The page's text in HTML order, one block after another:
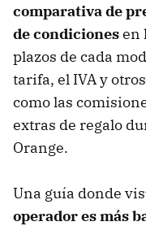
comparativa de
de condicionesen
plazos de cada
tarifa, el IVA y
como las
extras de regalo
Orange.
Una guía donde
operador es más